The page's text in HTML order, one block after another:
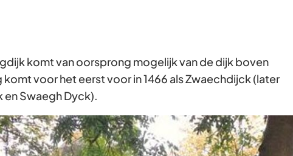
pijl
omhoog
en
omlaag
te
komt van oorsprong mogelijk van de dijk boven
komt voor het eerst voor in 1466 als Zwaechdijck (later
en Swaegh Dyck).